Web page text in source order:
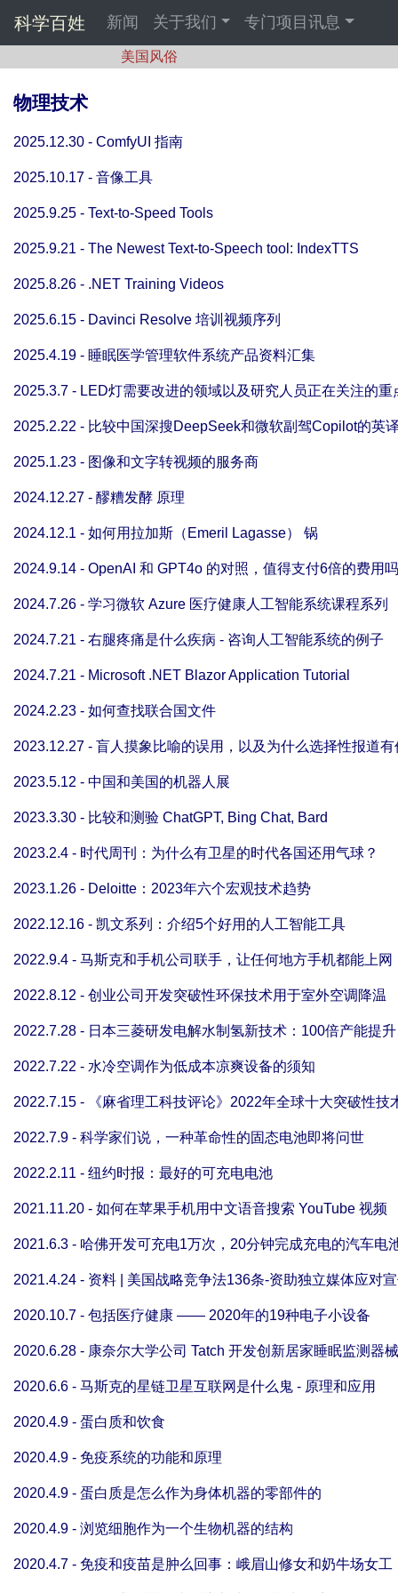
科学百姓 新闻 关于我们 专门项目讯息
美国风俗
物理技术
2025.12.30 - ComfyUI 指南
2025.10.17 - 音像工具
2025.9.25 - Text-to-Speed Tools
2025.9.21 - The Newest Text-to-Speech tool: IndexTTS
2025.8.26 - .NET Training Videos
2025.6.15 - Davinci Resolve 培训视频序列
2025.4.19 - 睡眠医学管理软件系统产品资料汇集
2025.3.7 - LED灯需要改进的领域以及研究人员正在关注的重
2025.2.22 - 比较中国深搜DeepSeek和微软副驾Copilot的英
2025.1.23 - 图像和文字转视频的服务商
2024.12.27 - 醪糟发酵 原理
2024.12.1 - 如何用拉加斯（Emeril Lagasse） 锅
2024.9.14 - OpenAI 和 GPT4o 的对照，值得支付6倍的费用吗
2024.7.26 - 学习微软 Azure 医疗健康人工智能系统课程系列
2024.7.21 - 右腿疼痛是什么疾病 - 咨询人工智能系统的例子
2024.7.21 - Microsoft .NET Blazor Application Tutorial
2024.2.23 - 如何查找联合国文件
2023.12.27 - 盲人摸象比喻的误用，以及为什么选择性报道有
2023.5.12 - 中国和美国的机器人展
2023.3.30 - 比较和测验 ChatGPT, Bing Chat, Bard
2023.2.4 - 时代周刊：为什么有卫星的时代各国还用气球？
2023.1.26 - Deloitte：2023年六个宏观技术趋势
2022.12.16 - 凯文系列：介绍5个好用的人工智能工具
2022.9.4 - 马斯克和手机公司联手，让任何地方手机都能上网
2022.8.12 - 创业公司开发突破性环保技术用于室外空调降温
2022.7.28 - 日本三菱研发电解水制氢新技术：100倍产能提
2022.7.22 - 水冷空调作为低成本凉爽设备的须知
2022.7.15 - 《麻省理工科技评论》2022年全球十大突破性技
2022.7.9 - 科学家们说，一种革命性的固态电池即将问世
2022.2.11 - 纽约时报：最好的可充电电池
2021.11.20 - 如何在苹果手机用中文语音搜索 YouTube 视频
2021.6.3 - 哈佛开发可充电1万次，20分钟完成充电的汽车电
2021.4.24 - 资料 | 美国战略竞争法136条-资助独立媒体应对
2020.10.7 - 包括医疗健康 —— 2020年的19种电子小设备
2020.6.28 - 康奈尔大学公司 Tatch 开发创新居家睡眠监测器械
2020.6.6 - 马斯克的星链卫星互联网是什么鬼 - 原理和应用
2020.4.9 - 蛋白质和饮食
2020.4.9 - 免疫系统的功能和原理
2020.4.9 - 蛋白质是怎么作为身体机器的零部件的
2020.4.9 - 浏览细胞作为一个生物机器的结构
2020.4.7 - 免疫和疫苗是肿么回事：峨眉山修女和奶牛场女工